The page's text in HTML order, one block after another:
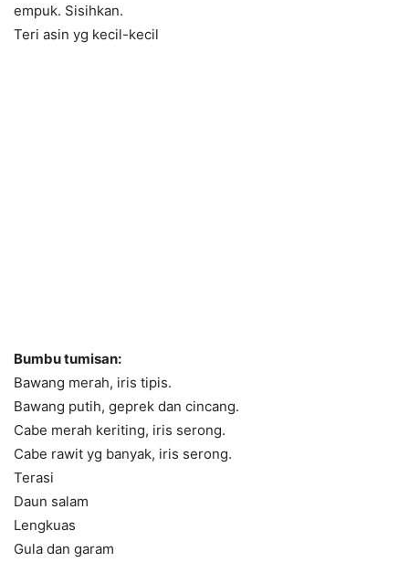
empuk. Sisihkan.
Teri asin yg kecil-kecil
Bumbu tumisan:
Bawang merah, iris tipis.
Bawang putih, geprek dan cincang.
Cabe merah keriting, iris serong.
Cabe rawit yg banyak, iris serong.
Terasi
Daun salam
Lengkuas
Gula dan garam